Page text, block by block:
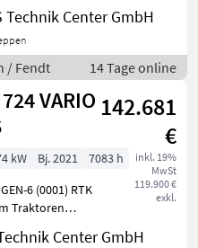
Kleinanzeigen
gefederte
724 VARIO
gebr. AGCO/
Technik Center GmbH
/ Fendt 14 Tage online
VARIO 142.681
€
inkl. 19%
MwSt
119.900 €
exkl.
kW Bj. 2021
7083 h
6 (0001) RTK
Center GmbH